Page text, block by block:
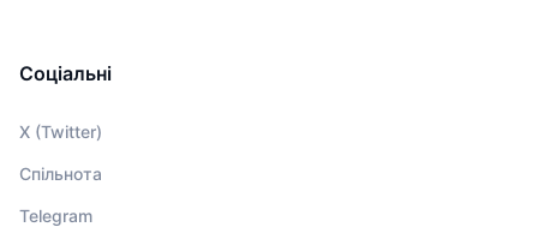
Соціальні
X (Twitter)
Спільнота
Telegram